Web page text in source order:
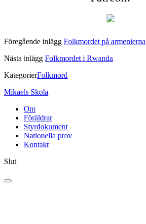
Föregående inlägg Folkmordet på armenierna
Nästa inlägg Folkmordet i Rwanda
KategorierFolkmord
Mikaels Skola
Om
Föräldrar
Styrdokument
Nationella prov
Kontakt
Slut